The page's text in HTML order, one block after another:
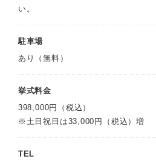
い。
駐車場
あり（無料）
挙式料金
398,000円（税込）
※土日祝日は33,000円（税込）増
TEL